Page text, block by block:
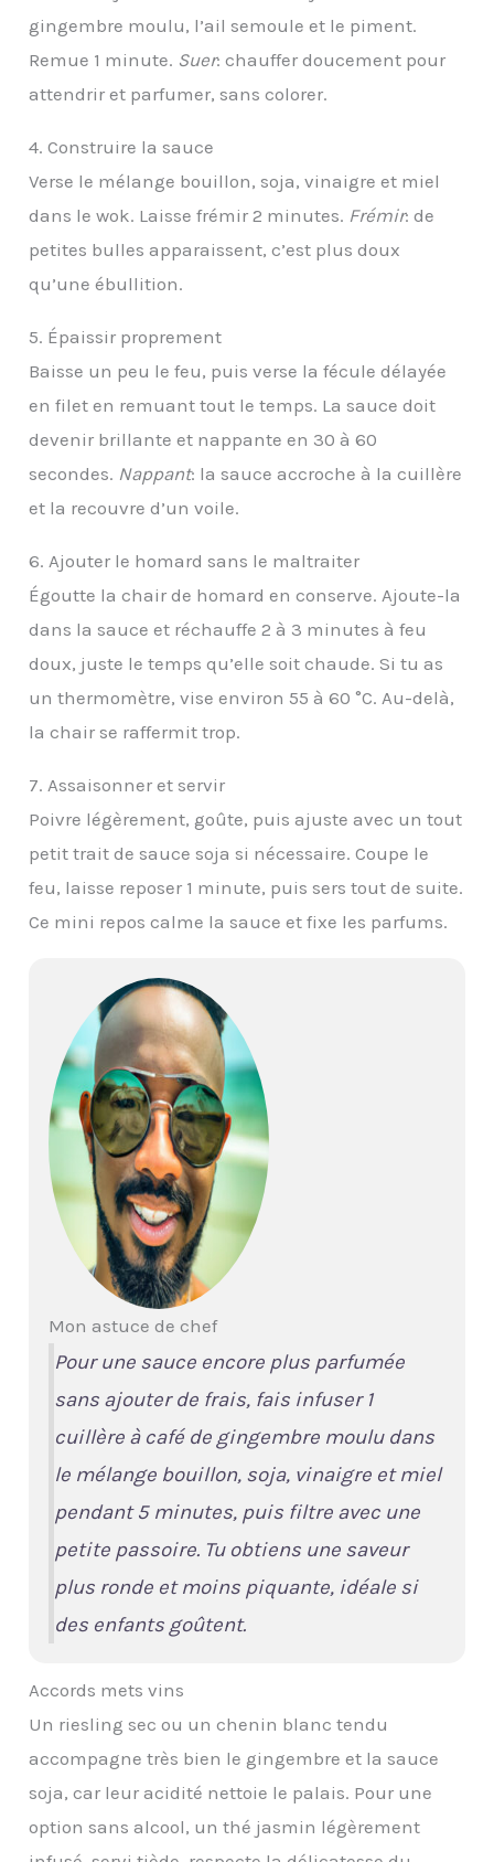
gingembre moulu, l’ail semoule et le piment.
Remue 1 minute. Suer: chauffer doucement pour
attendrir et parfumer, sans colorer.
4. Construire la sauce
Verse le mélange bouillon, soja, vinaigre et miel
dans le wok. Laisse frémir 2 minutes. Frémir: de
petites bulles apparaissent, c’est plus doux
qu’une ébullition.
5. Épaissir proprement
Baisse un peu le feu, puis verse la fécule délayée
en filet en remuant tout le temps. La sauce doit
devenir brillante et nappante en 30 à 60
secondes. Nappant: la sauce accroche à la cuillère
et la recouvre d’un voile.
6. Ajouter le homard sans le maltraiter
Égoutte la chair de homard en conserve. Ajoute-la
dans la sauce et réchauffe 2 à 3 minutes à feu
doux, juste le temps qu’elle soit chaude. Si tu as
un thermomètre, vise environ 55 à 60 °C. Au-delà,
la chair se raffermit trop.
7. Assaisonner et servir
Poivre légèrement, goûte, puis ajuste avec un tout
petit trait de sauce soja si nécessaire. Coupe le
feu, laisse reposer 1 minute, puis sers tout de suite.
Ce mini repos calme la sauce et fixe les parfums.
Mon astuce de chef
Pour une sauce encore plus parfumée
sans ajouter de frais, fais infuser 1
cuillère à café de gingembre moulu dans
le mélange bouillon, soja, vinaigre et miel
pendant 5 minutes, puis filtre avec une
petite passoire. Tu obtiens une saveur
plus ronde et moins piquante, idéale si
des enfants goûtent.
Accords mets vins
Un riesling sec ou un chenin blanc tendu
accompagne très bien le gingembre et la sauce
soja, car leur acidité nettoie le palais. Pour une
option sans alcool, un thé jasmin légèrement